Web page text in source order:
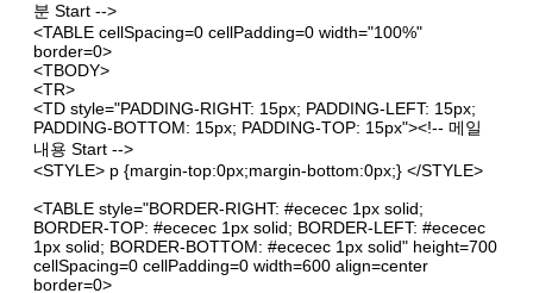
분 Start -->
<TABLE cellSpacing=0 cellPadding=0 width="100%"
border=0>
<TBODY>
<TR>
<TD style="PADDING-RIGHT: 15px; PADDING-LEFT: 15px;
PADDING-BOTTOM: 15px; PADDING-TOP: 15px"><!-- 메일
내용 Start -->
<STYLE> p {margin-top:0px;margin-bottom:0px;} </STYLE>
<TABLE style="BORDER-RIGHT: #ececec 1px solid;
BORDER-TOP: #ececec 1px solid; BORDER-LEFT: #ececec
1px solid; BORDER-BOTTOM: #ececec 1px solid" height=700
cellSpacing=0 cellPadding=0 width=600 align=center
border=0>